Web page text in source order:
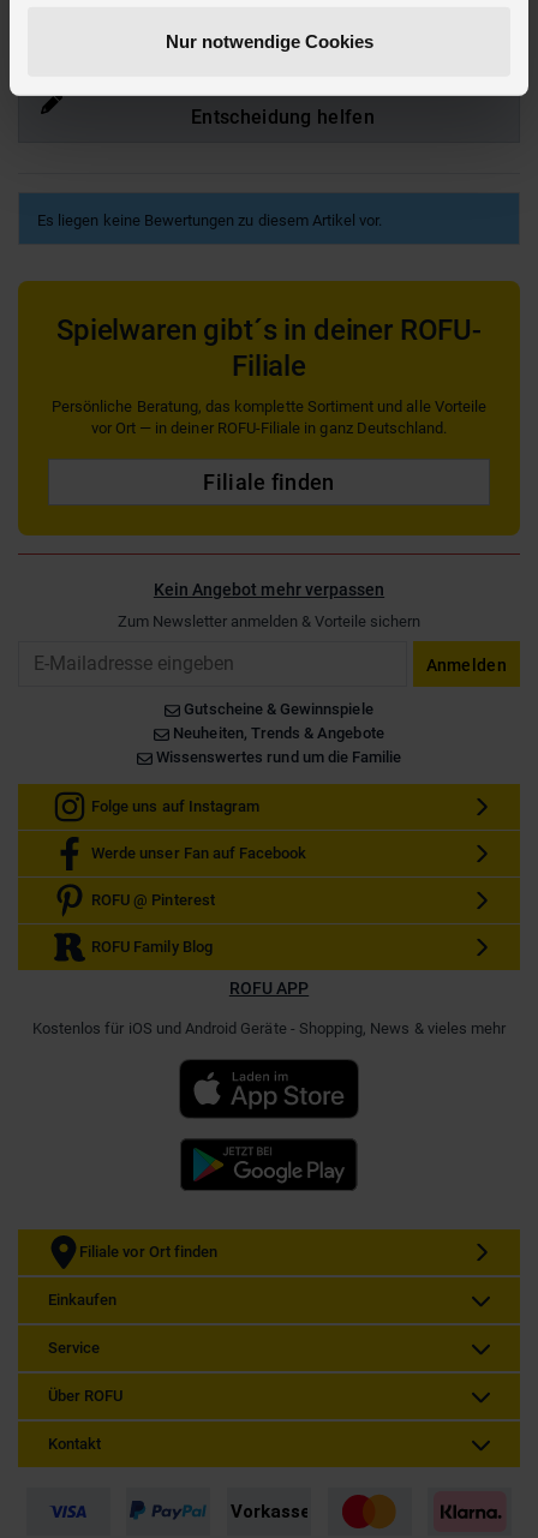
Nur notwendige Cookies
Entscheidung helfen
Es liegen keine Bewertungen zu diesem Artikel vor.
Spielwaren gibt´s in deiner ROFU-
Filiale
Persönliche Beratung, das komplette Sortiment und alle Vorteile
vor Ort — in deiner ROFU-Filiale in ganz Deutschland.
Filiale finden
Kein Angebot mehr verpassen
Zum Newsletter anmelden & Vorteile sichern
Anmelden
Gutscheine & Gewinnspiele
Neuheiten, Trends & Angebote
Wissenswertes rund um die Familie
Folge uns auf Instagram
Werde unser Fan auf Facebook
ROFU @ Pinterest
ROFU Family Blog
ROFU APP
Kostenlos für iOS und Android Geräte - Shopping, News & vieles mehr
Filiale vor Ort finden
Einkaufen
Service
Über ROFU
Kontakt